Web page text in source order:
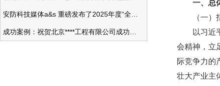
一、总
（一）
以习近平
会精神，立
际竞争力的
壮大产业主